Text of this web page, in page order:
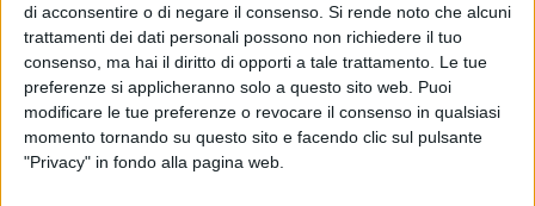
di acconsentire o di negare il consenso. Si rende noto che alcuni
trattamenti dei dati personali possono non richiedere il tuo
consenso, ma hai il diritto di opporti a tale trattamento. Le tue
preferenze si applicheranno solo a questo sito web. Puoi
modificare le tue preferenze o revocare il consenso in qualsiasi
momento tornando su questo sito e facendo clic sul pulsante
"Privacy" in fondo alla pagina web.
A seconda delle condizioni meteorologiche e dei pericoli per
la salute della popolazione sono stati individuati quattro
livelli di rischio, a cui sono associati specifici consigli.
Livello 0 - Condizioni meteorologiche che non
comportano rischi per la salute
Livello 1 - Condizioni meteorologiche che determinano